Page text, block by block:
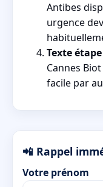
Antibes
urgence
Texte étape
Cannes
facile par
📲 Rappel
Votre prénom